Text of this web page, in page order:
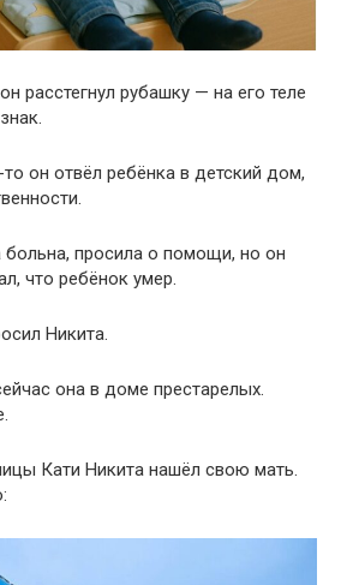
расстегнул рубашку — на его теле
он отвёл ребёнка в детский дом,
просила о помощи, но он
что ребёнок умер.
Никита.
она в доме престарелых.
Кати Никита нашёл свою мать.